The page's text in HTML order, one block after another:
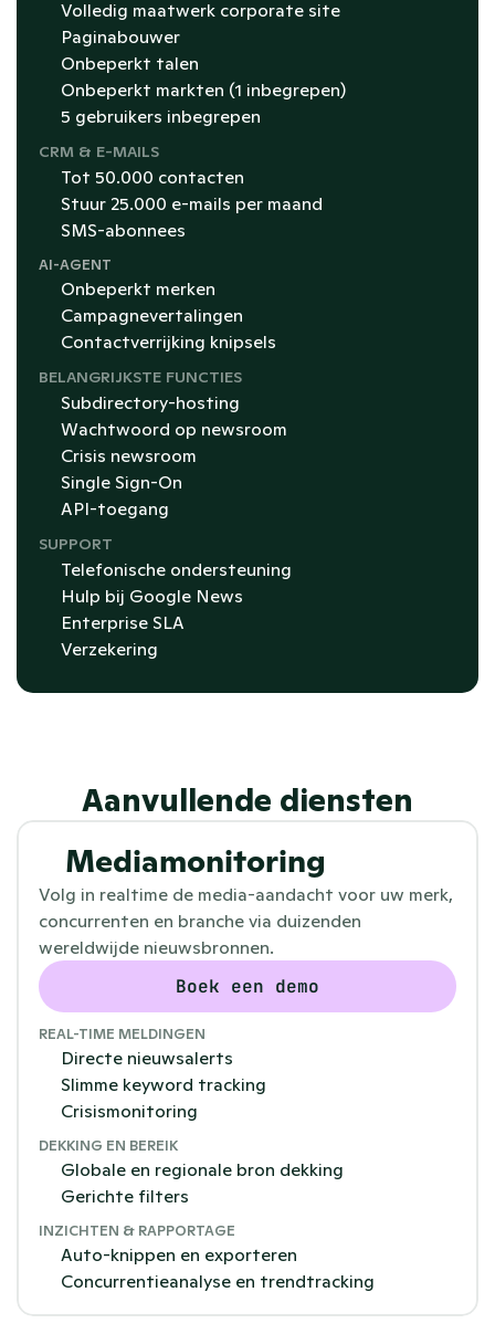
Volledig maatwerk corporate site
Paginabouwer
Onbeperkt talen
Onbeperkt markten (1 inbegrepen)
5 gebruikers inbegrepen
CRM & E-MAILS
Tot 50.000 contacten
Stuur 25.000 e-mails per maand
SMS-abonnees
AI-AGENT
Onbeperkt merken
Campagnevertalingen
Contactverrijking knipsels
BELANGRIJKSTE FUNCTIES
Subdirectory-hosting
Wachtwoord op newsroom
Crisis newsroom
Single Sign-On
API-toegang
SUPPORT
Telefonische ondersteuning
Hulp bij Google News
Enterprise SLA
Verzekering
Aanvullende diensten
Media­monitoring
Volg in realtime de media-aandacht voor uw merk,
concurrenten en branche via duizenden
wereldwijde nieuwsbronnen.
Boek een demo
REAL-TIME MELDINGEN
Directe nieuwsalerts
Slimme keyword tracking
Crisismonitoring
DEKKING EN BEREIK
Globale en regionale bron dekking
Gerichte filters
INZICHTEN & RAPPORTAGE
Auto-knippen en exporteren
Concurrentieanalyse en trendtracking